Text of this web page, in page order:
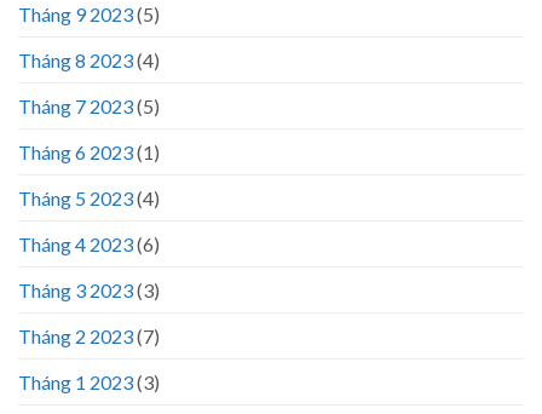
Tháng 9 2023(5)
Tháng 8 2023(4)
Tháng 7 2023(5)
Tháng 6 2023(1)
Tháng 5 2023(4)
Tháng 4 2023(6)
Tháng 3 2023(3)
Tháng 2 2023(7)
Tháng 1 2023(3)